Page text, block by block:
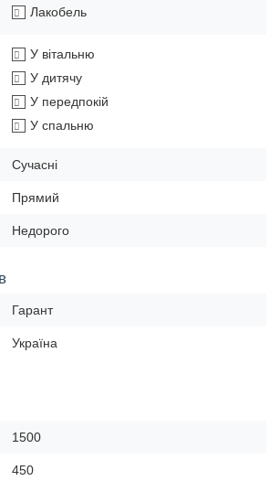
Лакобель
У вітальню
У дитячу
У передпокій
У спальню
Сучасні
Прямий
Недорого
Гарант
Україна
1500
450